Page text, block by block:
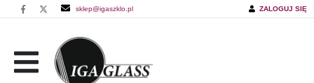
sklep@igaszklo.pl ZALOGUJ SIĘ